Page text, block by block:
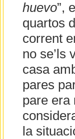
huevo”,
quartos
corrent
no se’ls
casa
pares
pare era
la